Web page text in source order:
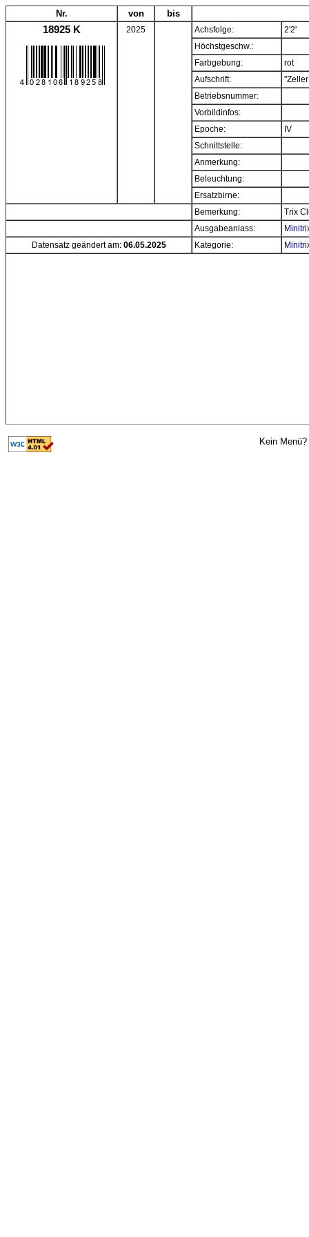
Nr. von bis
18925 K 2025 Achsfolge:
2'2'
Höchstgeschw.:
Farbgebung:
rot
Aufschrift:
Betriebsnummer:
Vorbildinfos:
Epoche:
IV
Schnittstelle:
Anmerkung:
Beleuchtung:
Ersatzbirne:
Bemerkung:
Trix
Ausgabeanlass:
Datensatz geändert am: 06.05.2025 Kategorie:
Kein